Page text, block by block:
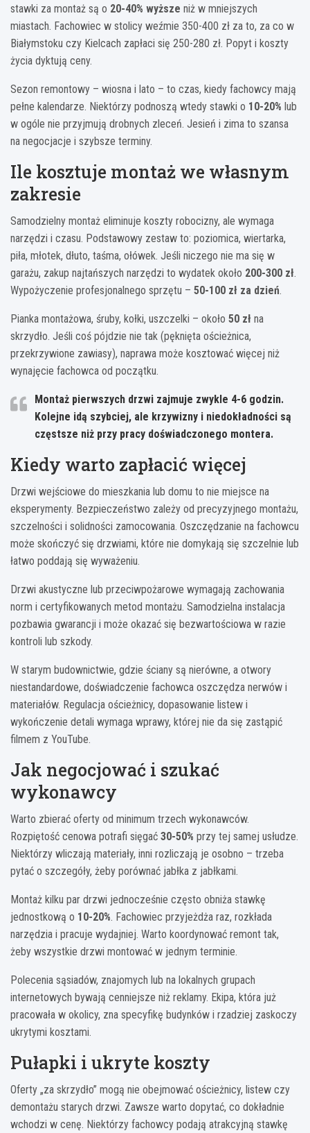
stawki za montaż są o 20-40% wyższe niż w mniejszych
miastach. Fachowiec w stolicy weźmie 350-400 zł za to, za co w
Białymstoku czy Kielcach zapłaci się 250-280 zł. Popyt i koszty
życia dyktują ceny.
Sezon remontowy – wiosna i lato – to czas, kiedy fachowcy mają
pełne kalendarze. Niektórzy podnoszą wtedy stawki o 10-20% lub
w ogóle nie przyjmują drobnych zleceń. Jesień i zima to szansa
na negocjacje i szybsze terminy.
Ile kosztuje montaż we własnym
zakresie
Samodzielny montaż eliminuje koszty robocizny, ale wymaga
narzędzi i czasu. Podstawowy zestaw to: poziomica, wiertarka,
piła, młotek, dłuto, taśma, ołówek. Jeśli niczego nie ma się w
garażu, zakup najtańszych narzędzi to wydatek około 200-300 zł.
Wypożyczenie profesjonalnego sprzętu – 50-100 zł za dzień.
Pianka montażowa, śruby, kołki, uszczelki – około 50 zł na
skrzydło. Jeśli coś pójdzie nie tak (pęknięta ościeżnica,
przekrzywione zawiasy), naprawa może kosztować więcej niż
wynajęcie fachowca od początku.
Montaż pierwszych drzwi zajmuje zwykle 4-6 godzin.
Kolejne idą szybciej, ale krzywizny i niedokładności są
częstsze niż przy pracy doświadczonego montera.
Kiedy warto zapłacić więcej
Drzwi wejściowe do mieszkania lub domu to nie miejsce na
eksperymenty. Bezpieczeństwo zależy od precyzyjnego montażu,
szczelności i solidności zamocowania. Oszczędzanie na fachowcu
może skończyć się drzwiami, które nie domykają się szczelnie lub
łatwo poddają się wyważeniu.
Drzwi akustyczne lub przeciwpożarowe wymagają zachowania
norm i certyfikowanych metod montażu. Samodzielna instalacja
pozbawia gwarancji i może okazać się bezwartościowa w razie
kontroli lub szkody.
W starym budownictwie, gdzie ściany są nierówne, a otwory
niestandardowe, doświadczenie fachowca oszczędza nerwów i
materiałów. Regulacja ościeżnicy, dopasowanie listew i
wykończenie detali wymaga wprawy, której nie da się zastąpić
filmem z YouTube.
Jak negocjować i szukać
wykonawcy
Warto zbierać oferty od minimum trzech wykonawców.
Rozpiętość cenowa potrafi sięgać 30-50% przy tej samej usłudze.
Niektórzy wliczają materiały, inni rozliczają je osobno – trzeba
pytać o szczegóły, żeby porównać jabłka z jabłkami.
Montaż kilku par drzwi jednocześnie często obniża stawkę
jednostkową o 10-20%. Fachowiec przyjeżdża raz, rozkłada
narzędzia i pracuje wydajniej. Warto koordynować remont tak,
żeby wszystkie drzwi montować w jednym terminie.
Polecenia sąsiadów, znajomych lub na lokalnych grupach
internetowych bywają cenniejsze niż reklamy. Ekipa, która już
pracowała w okolicy, zna specyfikę budynków i rzadziej zaskoczy
ukrytymi kosztami.
Pułapki i ukryte koszty
Oferty „za skrzydło” mogą nie obejmować ościeżnicy, listew czy
demontażu starych drzwi. Zawsze warto dopytać, co dokładnie
wchodzi w cenę. Niektórzy fachowcy podają atrakcyjną stawkę